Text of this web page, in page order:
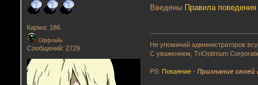
Карма: 186
Оффлайн
Сообщений: 2729
Введены Правила
Не упоминай администраторов
С уважением, TriOptimum
PS: Покаяние -Признание своей